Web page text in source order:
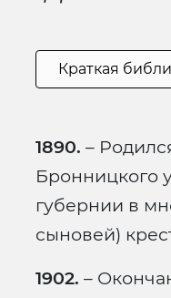
Краткая
1890. –
Бронницкого
губернии в
сыновей)
1902. –